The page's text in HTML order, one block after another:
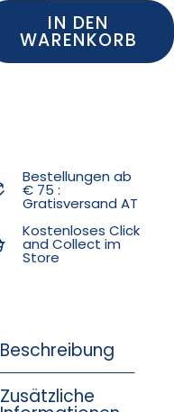
IN DEN
WARENKORB
Bestellungen ab
€ 75 :
Gratisversand AT
Kostenloses Click
and Collect im
Store
Beschreibung
Zusätzliche